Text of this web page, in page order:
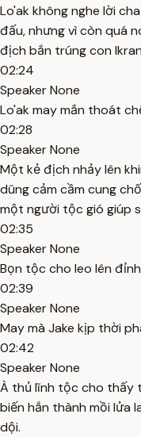
Lo'ak không nghe lời
đấu, nhưng vì còn quá
địch bắn trúng con
02:24
Speaker None
Lo'ak may mắn thoát
02:28
Speaker None
Một kẻ địch nhảy lên
dũng cảm cầm cung
một người tộc gió giúp
02:35
Speaker None
Bọn tộc cho leo lên
02:39
Speaker None
May mà Jake kịp thời
02:42
Speaker None
À thủ lĩnh tộc cho thấy
biến hắn thành mồi lửa
dội.